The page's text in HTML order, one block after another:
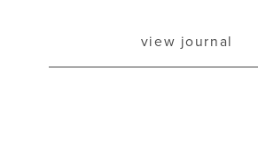
view journal